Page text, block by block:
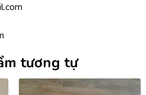
tương tự